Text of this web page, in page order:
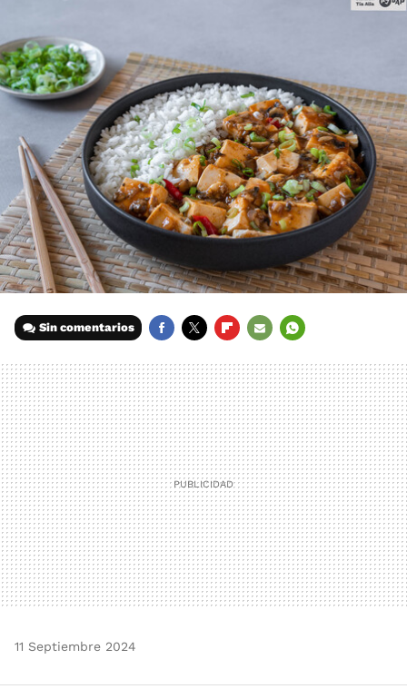
Sin comentarios
MAIL
11 Septiembre 2024